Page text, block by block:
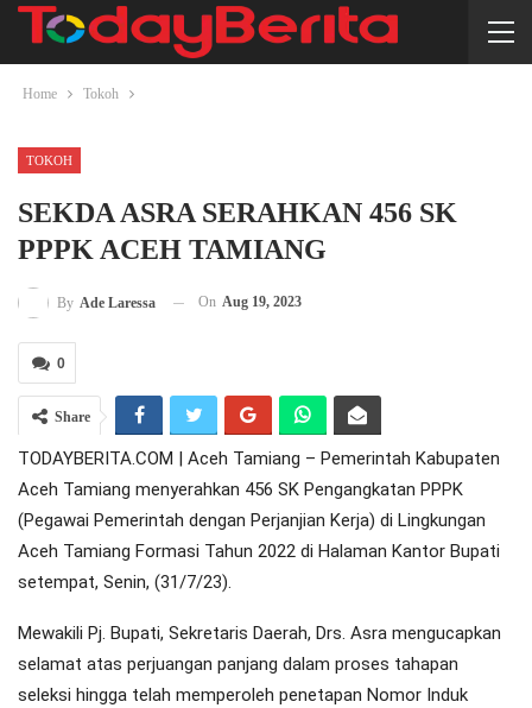
Home Tokoh
TOKOH
SEKDA ASRA SERAHKAN 456 SK
PPPK ACEH TAMIANG
By Ade Laressa On Aug 19, 2023
0
Share
TODAYBERITA.COM | Aceh Tamiang – Pemerintah Kabupaten
Aceh Tamiang menyerahkan 456 SK Pengangkatan PPPK
(Pegawai Pemerintah dengan Perjanjian Kerja) di Lingkungan
Aceh Tamiang Formasi Tahun 2022 di Halaman Kantor Bupati
setempat, Senin, (31/7/23).
Mewakili Pj. Bupati, Sekretaris Daerah, Drs. Asra mengucapkan
selamat atas perjuangan panjang dalam proses tahapan
seleksi hingga telah memperoleh penetapan Nomor Induk